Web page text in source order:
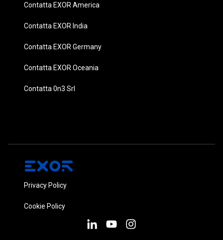
Contatta EXOR America
Contatta EXOR India
Contatta EXOR Germany
Contatta EXOR Oceania
Contatta 0n3 Srl
Privacy Policy
Cookie Policy